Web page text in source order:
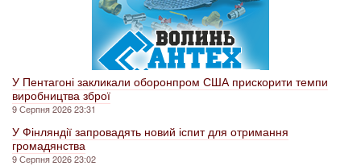
У Пентагоні закликали оборонпром США прискорити темпи
виробництва зброї
9 Серпня 2026 23:31
У Фінляндії запровадять новий іспит для отримання
громадянства
9 Серпня 2026 23:02